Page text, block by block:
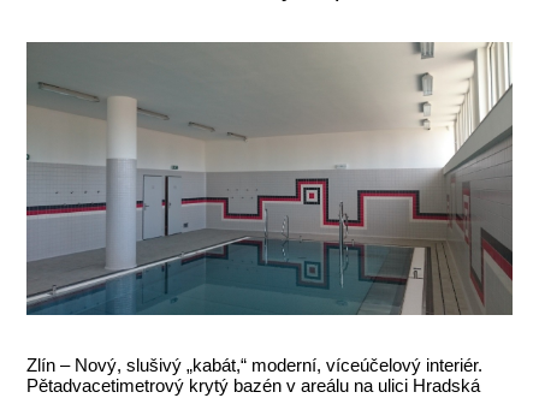
Zlín – Nový, slušivý „kabát,“ moderní, víceúčelový interiér.
Pětadvacetimetrový krytý bazén v areálu na ulici Hradská